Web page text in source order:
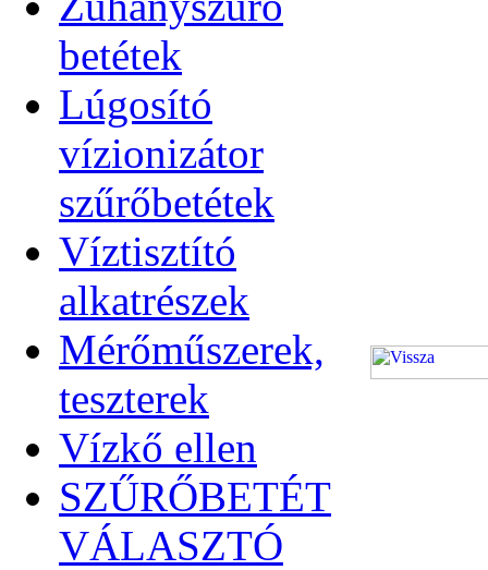
betétek
Lúgosító
vízionizátor
szűrőbetétek
Víztisztító
alkatrészek
Mérőműszerek,
teszterek
Vízkő ellen
SZŰRŐBETÉT
VÁLASZTÓ